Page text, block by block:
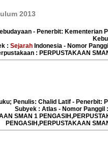
2013
- Penerbit: Kementerian
: Sejarah Indonesia - Nomor
: PERPUSTAKAAN
Penulis: Chalid Latif - Penerbit:
Subyek : Atlas - Nomor Panggil
SMAN 1
PENGASIH,PERPUSTAKAAN